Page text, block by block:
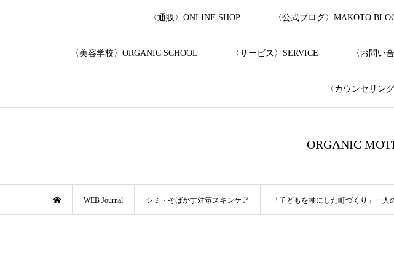
〈通販〉ONLINE SHOP 〈公式ブログ〉MAKOTO
〈美容学校〉ORGANIC SCHOOL 〈サービス〉SERVICE 〈お問い
〈カウンセリン
ORGANIC
WEB Journal シミ・そばかす対策スキンケア 「子どもを軸にした町づくり」一